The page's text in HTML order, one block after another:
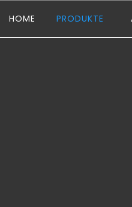
HOME PRODUKTE